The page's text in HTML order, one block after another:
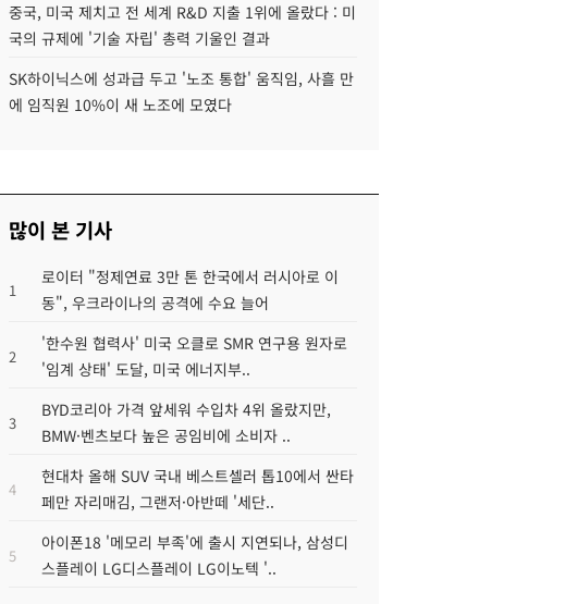
중국, 미국 제치고 전 세계 R&D 지출 1위에 올랐다 : 미
국의 규제에 '기술 자립' 총력 기울인 결과
SK하이닉스에 성과급 두고 '노조 통합' 움직임, 사흘 만
에 임직원 10%이 새 노조에 모였다
많이 본 기사
1
로이터 "정제연료 3만 톤 한국에서 러시아로 이
동", 우크라이나의 공격에 수요 늘어
2
'한수원 협력사' 미국 오클로 SMR 연구용 원자로
'임계 상태' 도달, 미국 에너지부..
3
BYD코리아 가격 앞세워 수입차 4위 올랐지만,
BMW·벤츠보다 높은 공임비에 소비자 ..
4
현대차 올해 SUV 국내 베스트셀러 톱10에서 싼타
페만 자리매김, 그랜저·아반떼 '세단..
5
아이폰18 '메모리 부족'에 출시 지연되나, 삼성디
스플레이 LG디스플레이 LG이노텍 '..